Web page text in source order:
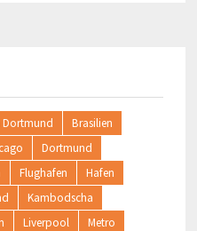
Dortmund
Brasilien
Dortmund
Flughafen
Hafen
Kambodscha
Liverpool
Metro